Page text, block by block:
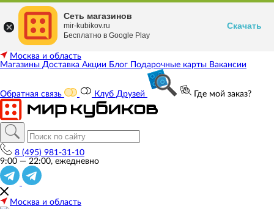
Москва и область
Магазины Доставка Акции Блог Подарочные карты Вакансии
Обратная связь Клуб Друзей Где мой заказ?
8 (495) 981-31-10
9:00 — 22:00, ежедневно
Москва и область
Сеть магазинов
mir-kubikov.ru
Бесплатно в Google Play
Скачать